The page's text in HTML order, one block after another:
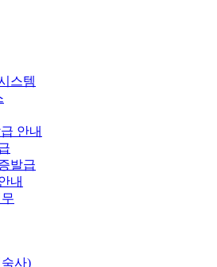
스템
안내
발급
내
사)